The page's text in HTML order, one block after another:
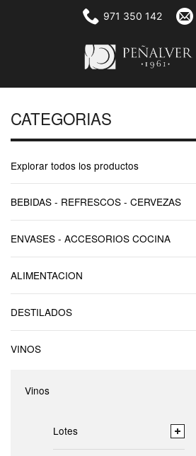
971 350 142
CATEGORIAS
Explorar todos los productos
BEBIDAS - REFRESCOS - CERVEZAS
ENVASES - ACCESORIOS COCINA
ALIMENTACION
DESTILADOS
VINOS
Vinos
Lotes